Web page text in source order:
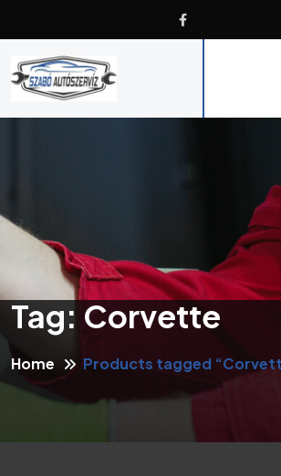
Tag: Corvette
Home Products tagged